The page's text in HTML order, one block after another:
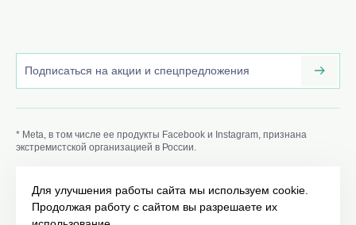
* Meta, в том числе ее продукты Facebook и Instagram, признана
экстремистской организацией в России.
характер и не является публичной офертой, определяемой
положениями Статьи 437 (2) ГК РФ. ИМЕЮТСЯ
ПРОТИВОПОКАЗАНИЯ. НЕОБХОДИМО
ПРОКОНСУЛЬТИРОВАТЬСЯ СО СПЕЦИАЛИСТОМ.
Для улучшения работы сайта мы используем cookie.
Продолжая работу с сайтом вы разрешаете их